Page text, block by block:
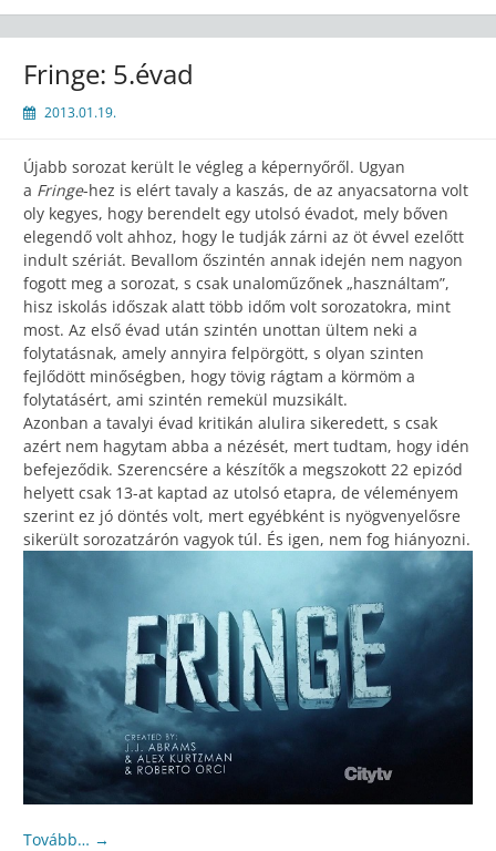
Fringe: 5.évad
2013.01.19.
Újabb sorozat került le végleg a képernyőről. Ugyan
a Fringe-hez is elért tavaly a kaszás, de az anyacsatorna volt
oly kegyes, hogy berendelt egy utolsó évadot, mely bőven
elegendő volt ahhoz, hogy le tudják zárni az öt évvel ezelőtt
indult szériát. Bevallom őszintén annak idején nem nagyon
fogott meg a sorozat, s csak unaloműzőnek „használtam”,
hisz iskolás időszak alatt több időm volt sorozatokra, mint
most. Az első évad után szintén unottan ültem neki a
folytatásnak, amely annyira felpörgött, s olyan szinten
fejlődött minőségben, hogy tövig rágtam a körmöm a
folytatásért, ami szintén remekül muzsikált.
Azonban a tavalyi évad kritikán alulira sikeredett, s csak
azért nem hagytam abba a nézését, mert tudtam, hogy idén
befejeződik. Szerencsére a készítők a megszokott 22 epizód
helyett csak 13-at kaptad az utolsó etapra, de véleményem
szerint ez jó döntés volt, mert egyébként is nyögvenyelősre
sikerült sorozatzárón vagyok túl. És igen, nem fog hiányozni.
Tovább… →